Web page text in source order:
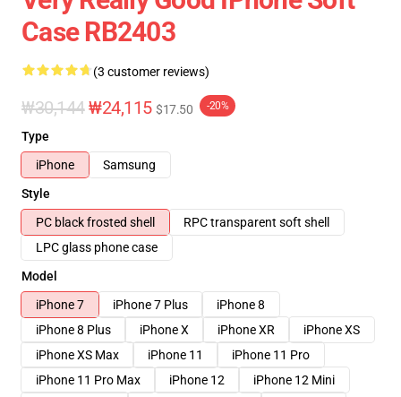
Case RB2403
(3 customer reviews)
₩30,144₩24,115 $17.50 -20%
Type
iPhone
Samsung
Style
PC black frosted shell
RPC transparent soft shell
LPC glass phone case
Model
iPhone 7
iPhone 7 Plus
iPhone 8
iPhone 8 Plus
iPhone X iPhone XR
iPhone XS
iPhone XS Max
iPhone 11
iPhone 11 Pro
iPhone 11 Pro Max
iPhone 12
iPhone 12 Mini